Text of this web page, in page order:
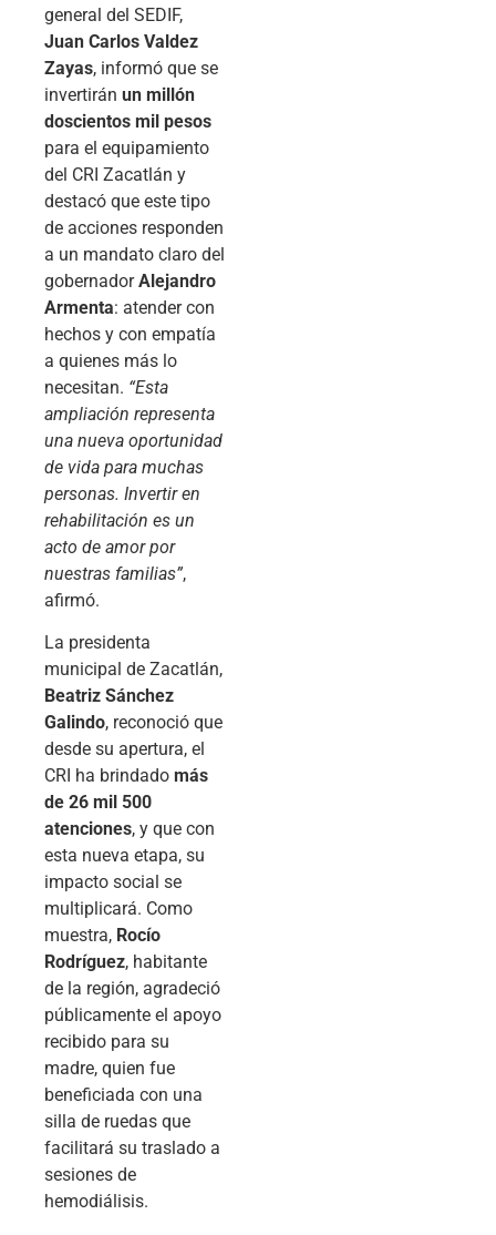
general del SEDIF,
Juan Carlos Valdez
Zayas, informó que se
invertirán un millón
doscientos mil pesos
para el equipamiento
del CRI Zacatlán y
destacó que este tipo
de acciones responden
a un mandato claro del
gobernadorAlejandro
Armenta: atender con
hechos y con empatía
a quienes más lo
necesitan. “Esta
ampliación representa
una nueva oportunidad
de vida para muchas
personas. Invertir en
rehabilitación es un
acto de amor por
nuestras familias”,
afirmó.
La presidenta
municipal de Zacatlán,
Beatriz Sánchez
Galindo, reconoció que
desde su apertura, el
CRI ha brindado más
de 26 mil 500
atenciones, y que con
esta nueva etapa, su
impacto social se
multiplicará. Como
muestra, Rocío
Rodríguez, habitante
de la región, agradeció
públicamente el apoyo
recibido para su
madre, quien fue
beneficiada con una
silla de ruedas que
facilitará su traslado a
sesiones de
hemodiálisis.